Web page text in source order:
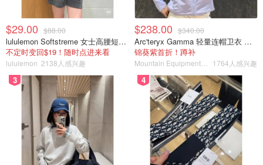
$29.00 $88.00
lululemon Softstreme 女士高腰短裤 10cm
不定时变回$19！随时点进来看
lululemon 2138人感兴趣
$238.00 $340.00
Arc'teryx Gamma 轻量连帽卫衣 女款
锦葵紫首折！蹲补
1764人感兴趣
3 4